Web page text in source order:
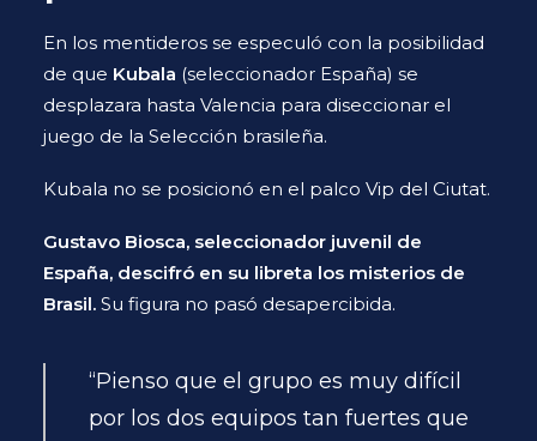
En los mentideros se especuló con la posibilidad
de que Kubala (seleccionador España) se
desplazara hasta Valencia para diseccionar el
juego de la Selección brasileña.
Kubala no se posicionó en el palco Vip del Ciutat.
Gustavo Biosca, seleccionador juvenil de
España, descifró en su libreta los misterios de
Brasil. Su figura no pasó desapercibida.
“Pienso que el grupo es muy difícil
por los dos equipos tan fuertes que